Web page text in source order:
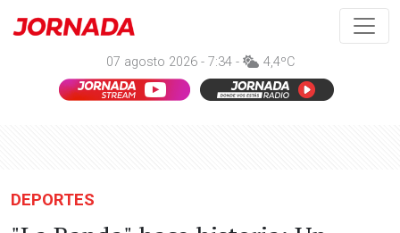
07 agosto 2026 - 7:34 - 4,4ºC
DEPORTES